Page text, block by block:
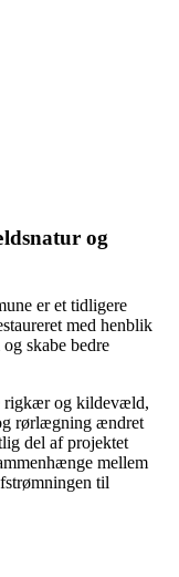
og
er et tidligere
med henblik
skabe bedre
rigkær og kildevæld,
rørlægning ændret
del af projektet
mellem
til